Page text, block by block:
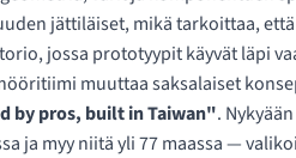
jättiläiset, mikä tarkoittaa,
jossa prototyypit käyvät läpi
muuttaa saksalaiset
by pros, built in Taiwan".
ja myy niitä yli 77 maassa —